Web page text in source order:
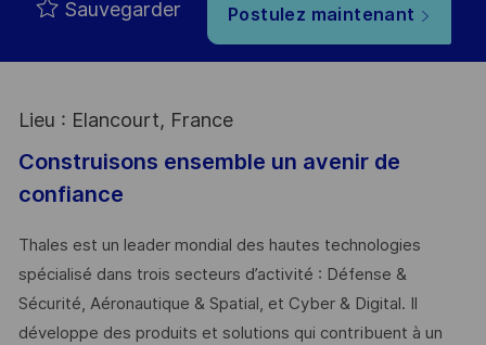
Sauvegarder Postulez maintenant
Lieu : Elancourt, France
Construisons ensemble un avenir de
confiance
Thales est un leader mondial des hautes technologies
spécialisé dans trois secteurs d’activité : Défense &
Sécurité, Aéronautique & Spatial, et Cyber & Digital. Il
développe des produits et solutions qui contribuent à un